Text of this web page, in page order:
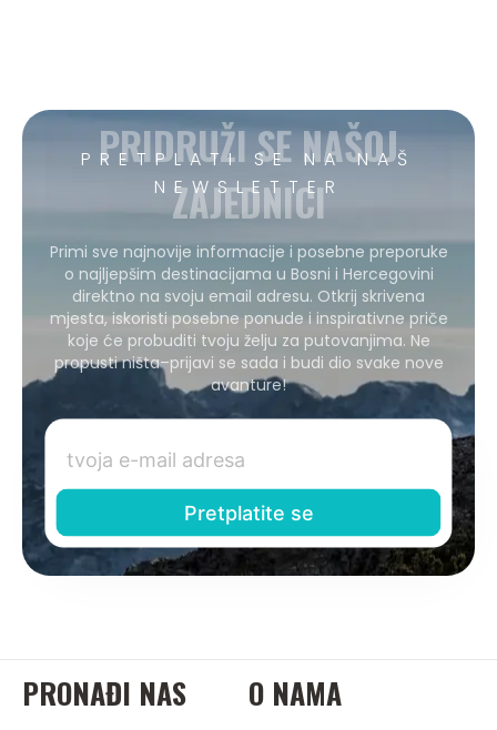
PRETPLATI SE NA NAŠ
NEWSLETTER
PRIDRUŽI SE NAŠOJ
ZAJEDNICI
Primi sve najnovije informacije i posebne preporuke
o najljepšim destinacijama u Bosni i Hercegovini
direktno na svoju email adresu. Otkrij skrivena
mjesta, iskoristi posebne ponude i inspirativne priče
koje će probuditi tvoju želju za putovanjima. Ne
propusti ništa–prijavi se sada i budi dio svake nove
avanture!
PRONAĐI NAS O NAMA